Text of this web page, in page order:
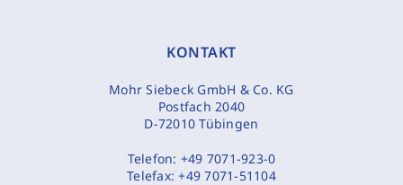
KONTAKT
Mohr Siebeck GmbH & Co. KG
Postfach 2040
D-72010 Tübingen
Telefon: +49 7071-923-0
Telefax:+49 7071-51104